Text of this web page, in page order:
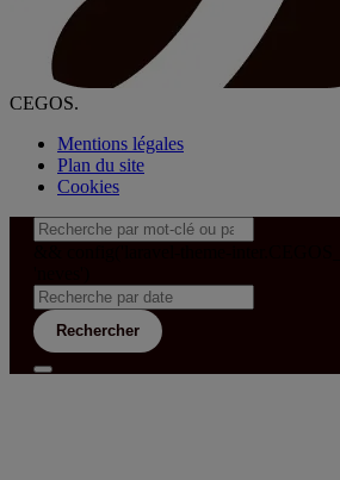
CEGOS.
Mentions légales
Plan du site
Cookies
Rechercher